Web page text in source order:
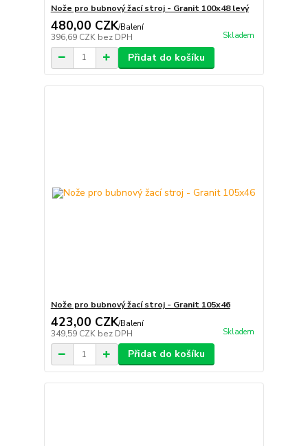
Nože pro bubnový žací stroj - Granit 100x48 levý
480,00 CZK/Balení
396,69 CZK bez DPH Skladem
Přidat do košíku
Nože pro bubnový žací stroj - Granit 105x46
423,00 CZK/Balení
349,59 CZK bez DPH Skladem
Přidat do košíku